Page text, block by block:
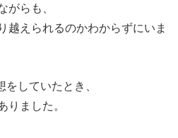
がらも、
越えられるのかわからずにいま
していたとき、
りました。